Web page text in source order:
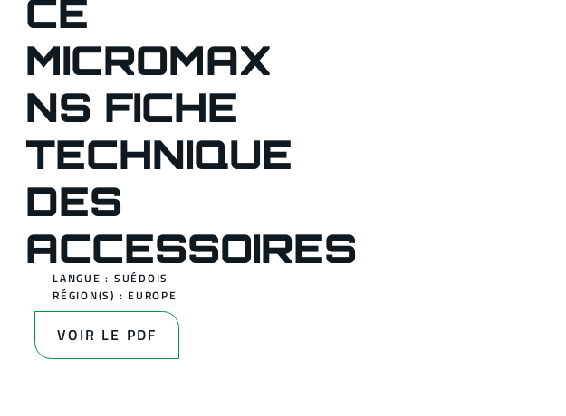
CE
MICROMAX
NS FICHE
TECHNIQUE
DES
ACCESSOIRES
LANGUE : SUÉDOIS
RÉGION(S) : EUROPE
VOIR LE PDF